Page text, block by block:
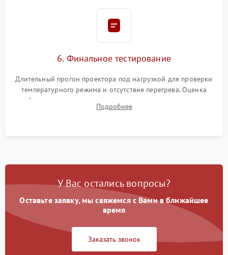
6. Финальное тестирование
Длительный прогон проектора под нагрузкой для проверки
температурного режима и отсутствия перегрева. Оценка
фокуса, контрастности и цветопередачи на тестовых
таблицах. Проверка работы всех видеовходов и кнопок
Подробнее
У Вас остались вопросы?
Оставьте заявку, мы свяжемся с Вами в ближайшее
время
Заказать звонок